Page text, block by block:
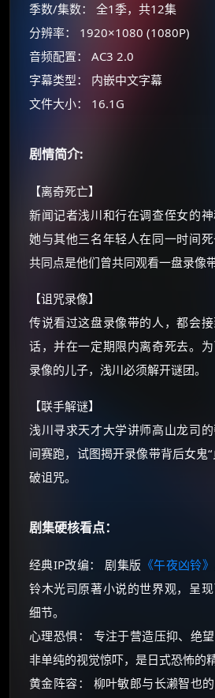
季数/集数： 全1季，共12集
分辨率： 1920×1080 (1080P)
音频配置： AC3 2.0
字幕类型： 内嵌中文字幕
文件大小： 16.1G
剧情简介:
【离奇死亡】
新闻记者浅川和行在调查侄女的
她与其他三名年轻人在同一时间
共同点是他们曾共同观看一盘录像带
【诅咒录像】
传说看过这盘录像带的人，都会
话，并在一定期限内离奇死去。
录像的儿子，浅川必须解开谜团。
【联手解谜】
浅川寻求天才大学讲师高山龙司
间赛跑，试图揭开录像带背后女鬼
破诅咒。
剧集硬核看点：
经典IP改编： 剧集版 《午夜凶铃》
铃木光司原著小说的世界观，呈
细节。
心理恐惧： 专注于营造压抑、绝
非单纯的视觉惊吓，是日式恐怖的精
黄金阵容： 柳叶敏郎与长濑智也的
☕
还有支付宝现金红包、
优惠券、活动红包，每
☕ 海外大侠？通过 Ko-fi